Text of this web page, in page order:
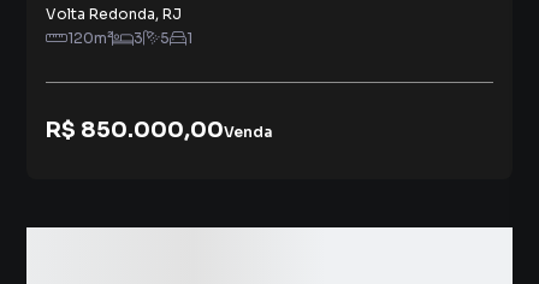
Volta Redonda, RJ
120m² 3 5 1
R$ 850.000,00Venda